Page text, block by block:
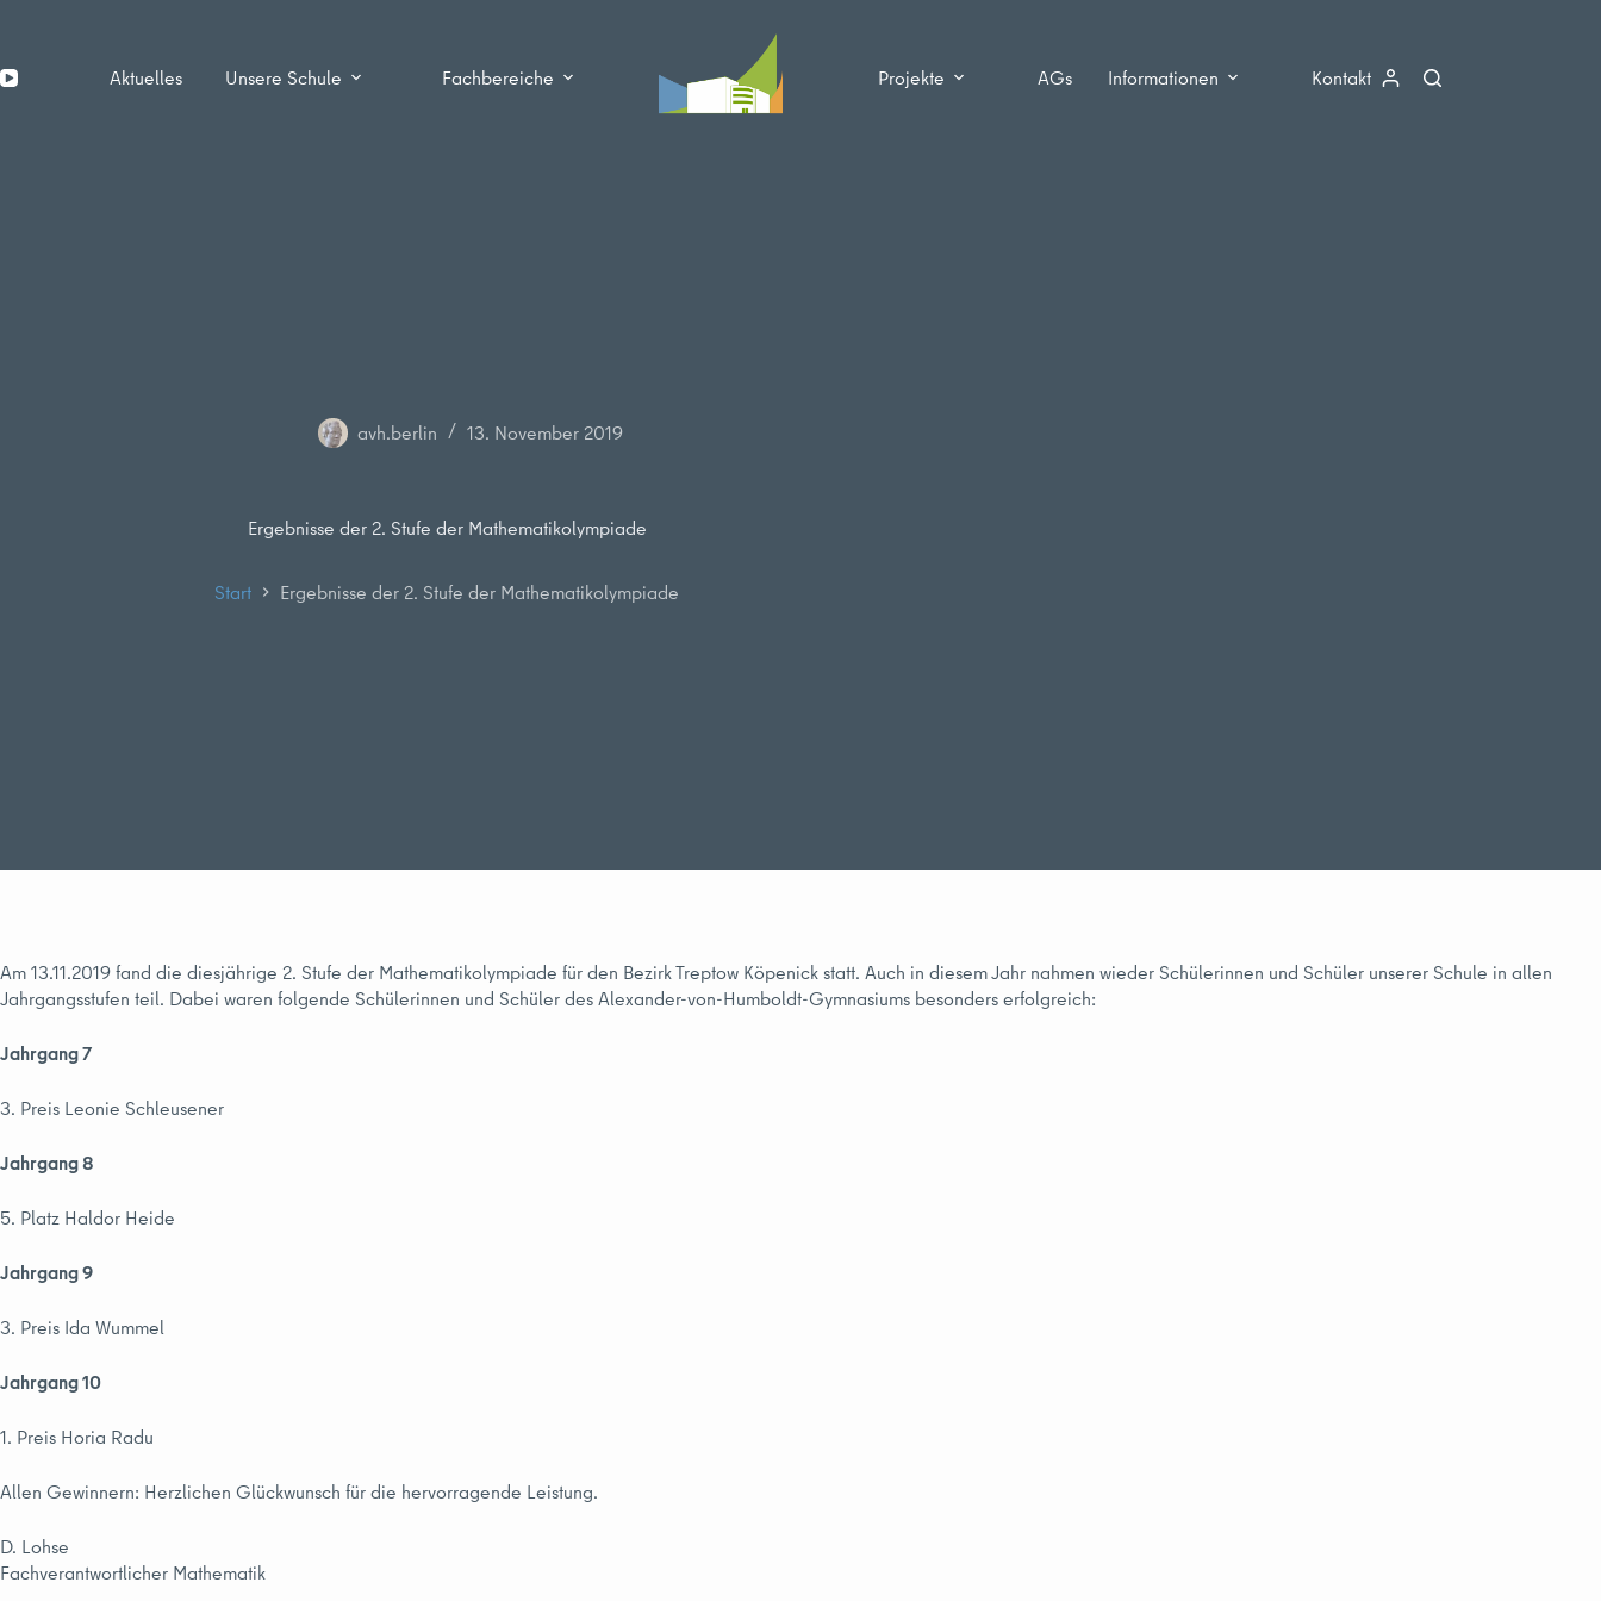
springen
Aktuelles Unsere Schule Fachbereiche Projekte AGs Informationen Kontakt
avh.berlin 13. November 2019
Ergebnisse der 2. Stufe der Mathematikolympiade
Start Ergebnisse der 2. Stufe der Mathematikolympiade
Am 13.11.2019 fand die diesjährige 2. Stufe der Mathematikolympiade für den Bezirk Treptow Köpenick statt. Auch in diesem Jahr nahmen wieder Schülerinnen und Schüler unserer Schule in allen
Jahrgangsstufen teil. Dabei waren folgende Schülerinnen und Schüler des Alexander-von-Humboldt-Gymnasiums besonders erfolgreich:
Jahrgang 7
3. Preis Leonie Schleusener
Jahrgang 8
5. Platz Haldor Heide
Jahrgang 9
3. Preis Ida Wummel
Jahrgang 10
1. Preis Horia Radu
Allen Gewinnern: Herzlichen Glückwunsch für die hervorragende Leistung.
D. Lohse
Fachverantwortlicher Mathematik